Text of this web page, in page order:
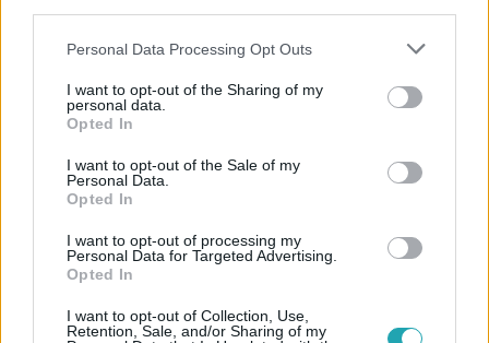
Please note that this website/app uses one or more Google
not limited to your visit or usage behaviour. You may click to
grant or deny consent to Google and its third-party tags to
use your data for below specified purposes in below Google
consent section.
Personal Data Processing Opt Outs
I want to opt-out of the Sharing of my
personal data.
Opted In
I want to opt-out of the Sale of my
Personal Data.
Opted In
I want to opt-out of processing my
Personal Data for Targeted Advertising.
Opted In
I want to opt-out of Collection, Use,
Retention, Sale, and/or Sharing of my
#BARÁTOKKÖZT
Népszerű